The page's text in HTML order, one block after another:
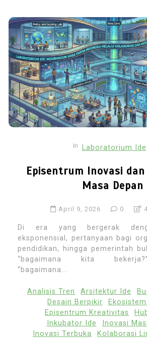
In Laboratorium Ide
Episentrum Inovasi
Masa Depan
April 9, 2026 0
Di era yang bergerak
eksponensial, pertanyaan bagi
pendidikan, hingga pemerintah
“bagaimana kita
“bagaimana...
Analisis Tren Arsitektur Ide
Desain Berpikir
Episentrum Kreativitas
Inkubator Ide
Inovasi
Inovasi Terbuka
Kolaborasi